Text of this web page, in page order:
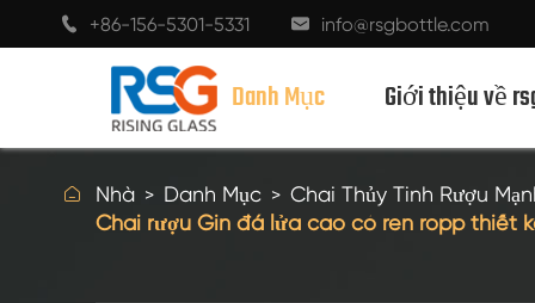
 +86-156-5301-5331  info@rsgbottle.com
Danh Mục Giới thiệu về
 Nhà Danh Mục Chai Thủy Tinh Rượu
Chai rượu Gin đá lửa cao có ren ropp thiết